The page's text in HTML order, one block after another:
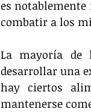
es notablemente
combatir a los
La mayoría de
desarrollar una
hay ciertos
mantenerse